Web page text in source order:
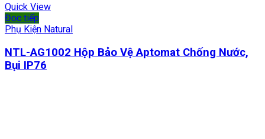
Quick View
Đọc tiếp
Phụ Kiện Natural
NTL-AG1002 Hộp Bảo Vệ Aptomat Chống Nước,
Bụi IP76